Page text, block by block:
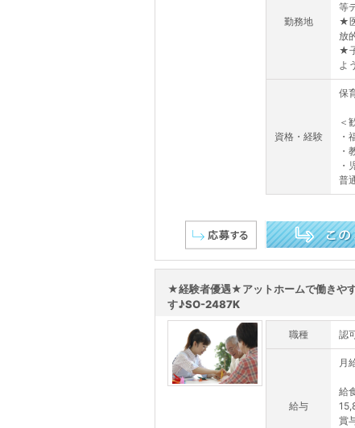
勤務地
等
★
放
★
よ
資格・経験
保
＜
・
・
・
普
★経験者優遇★アットホームで働きや
す♪SO-2487K
職種 認
給与
月
給
賞